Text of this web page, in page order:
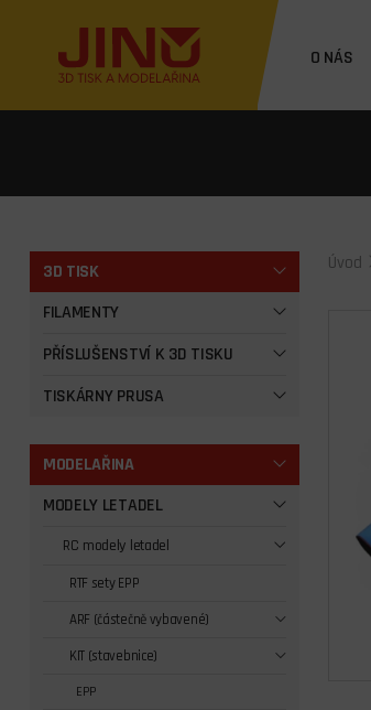
O NÁS
3D TISK
FILAMENTY
PŘÍSLUŠENSTVÍ K 3D TISKU
TISKÁRNY PRUSA
MODELAŘINA
MODELY LETADEL
RC modely letadel
RTF sety EPP
ARF (částečně vybavené)
KIT (stavebnice)
EPP
Úvod